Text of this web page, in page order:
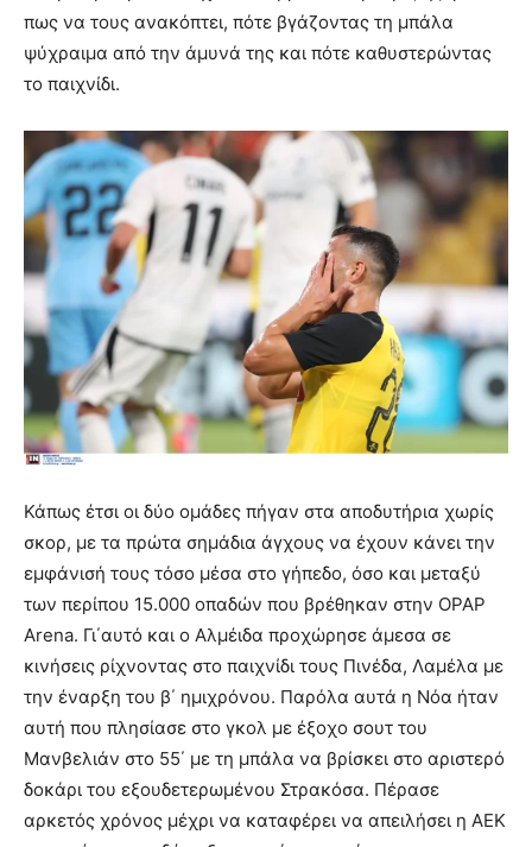
πως να τους ανακόπτει, πότε βγάζοντας τη μπάλα
ψύχραιμα από την άμυνά της και πότε καθυστερώντας
το παιχνίδι.
Κάπως έτσι οι δύο ομάδες πήγαν στα αποδυτήρια χωρίς
σκορ, με τα πρώτα σημάδια άγχους να έχουν κάνει την
εμφάνισή τους τόσο μέσα στο γήπεδο, όσο και μεταξύ
των περίπου 15.000 οπαδών που βρέθηκαν στην OPAP
Arena. Γι΄αυτό και ο Αλμέιδα προχώρησε άμεσα σε
κινήσεις ρίχνοντας στο παιχνίδι τους Πινέδα, Λαμέλα με
την έναρξη του β΄ ημιχρόνου. Παρόλα αυτά η Νόα ήταν
αυτή που πλησίασε στο γκολ με έξοχο σουτ του
Μανβελιάν στο 55΄ με τη μπάλα να βρίσκει στο αριστερό
δοκάρι του εξουδετερωμένου Στρακόσα. Πέρασε
αρκετός χρόνος μέχρι να καταφέρει να απειλήσει η ΑΕΚ